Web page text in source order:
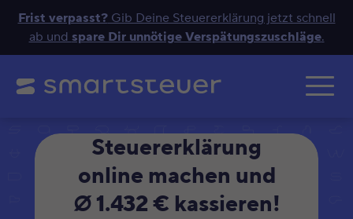
Frist verpasst?Gib Deine Steuererklärung jetzt schnell
ab und spare Dir unnötige Verspätungszuschläge.
Zum Hauptinhalt
Steuererklärung
online machen und
∅ 1.432 € kassieren!